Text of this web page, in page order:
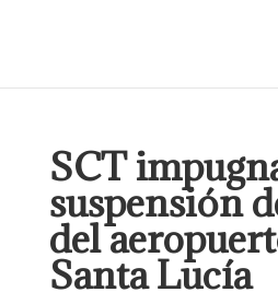
SCT
suspensión
del
Santa Lucía